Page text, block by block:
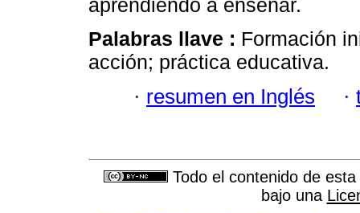
aprendiendo a enseñar.
Palabras llave : Formación
acción; práctica educativa.
· resumen en Inglés ·
Todo el contenido de
bajo una